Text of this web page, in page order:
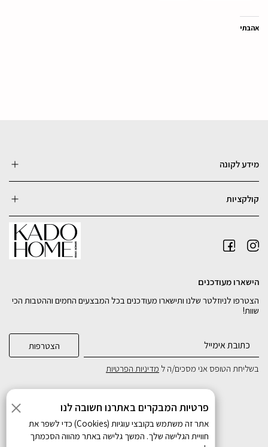
אהבתי
מידע לקונה
קולקציות
הישארו מעודכנים
הצטרפו לניוזלטר שלנו ותישארו מעודכנים בכל המבצעים החמים וההטבות הכי
שוות!
בשליחת הטופס אני מסכים/ה ל מדיניות הפרטיות
פרטיות המבקרים באתרנו חשובה לנו
אתר זה משתמש בקובצי עוגיות (Cookies) כדי לשפר את
חוויית הגלישה שלך. המשך גלישה באתר מהווה הסכמתך